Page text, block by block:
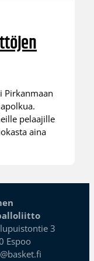
Pirkanmaan
pelaajille
aina
3
Espoo